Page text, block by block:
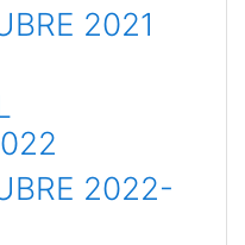
2021
2022-